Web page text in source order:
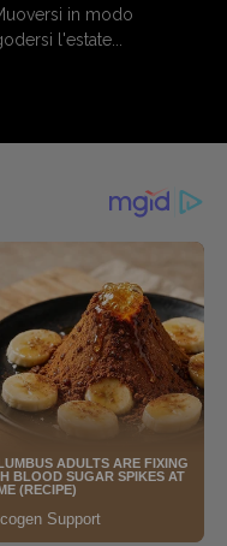
in modo
l'estate...